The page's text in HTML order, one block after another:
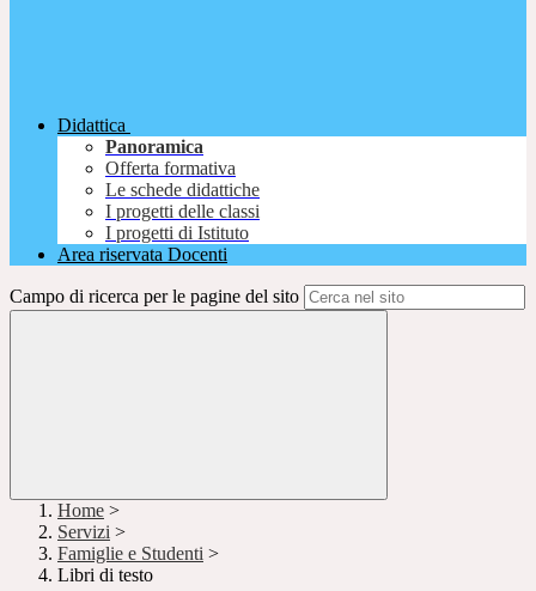
Didattica
Panoramica
Offerta formativa
Le schede didattiche
I progetti delle classi
I progetti di Istituto
Area riservata Docenti
Campo di ricerca per le pagine del sito
Home >
Servizi >
Famiglie e Studenti >
Libri di testo